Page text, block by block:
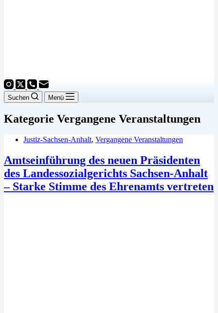
Suchen Menü
Kategorie Vergangene Veranstaltungen
Justiz-Sachsen-Anhalt, Vergangene Veranstaltungen
Amtseinführung des neuen Präsidenten
des Landessozialgerichts Sachsen-Anhalt
– Starke Stimme des Ehrenamts vertreten